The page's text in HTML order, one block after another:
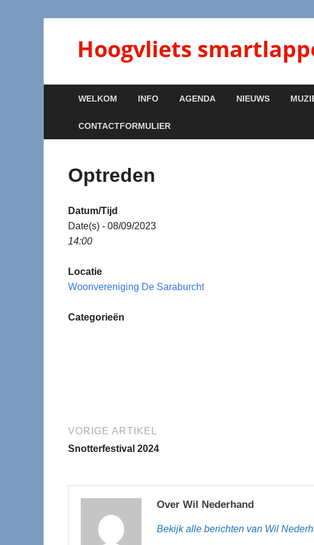
Hoogvliets
WELKOM INFO AGENDA NIEUWS
CONTACTFORMULIER
Optreden
Datum/Tijd
Date(s) - 08/09/2023
14:00
Locatie
Woonvereniging De Saraburcht
Categorieën
VORIGE ARTIKEL
Snotterfestival 2024
Over Wil Nederhand
Bekijk alle berichten van Wil